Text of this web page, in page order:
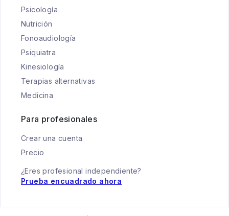
Psicología
Nutrición
Fonoaudiología
Psiquiatra
Kinesiología
Terapias alternativas
Medicina
Para profesionales
Crear una cuenta
Precio
¿Eres profesional independiente?
Prueba encuadrado ahora